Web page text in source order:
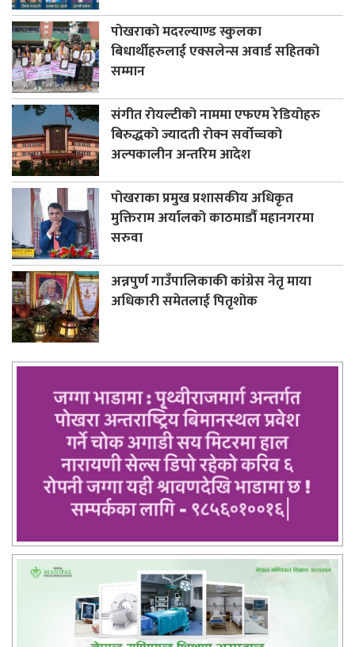
पोखराको मदरल्याण्ड स्कुलका
बिधार्थीहरुलाई एक्सलेन्स अवार्ड सहितको
सम्मान
संगीत रोयल्टीको नाममा एफएम रेडियोहरु
बिरुद्धको ज्यादती रोक्न सर्वोच्चको
अल्पकालीन अन्तरिम आदेश
पोखराका प्रमुख प्रशासकीय अधिकृत
मुक्तिराम अर्यालको काठमाडौँ महानगरमा
सरुवा
अन्नपुर्ण गाउँपालिकाकी कांग्रेस नेतृ माया
अधिकारी समेतलाई पितृशोक